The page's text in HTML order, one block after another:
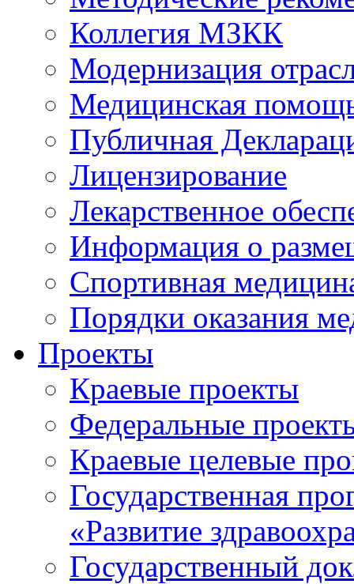
Коллегия МЗКК
Модернизация
Медицинская
Публичная
Лицензирование
Лекарственное
Информация о
Спортивная
Порядки оказания
Проекты
Краевые проекты
Федеральные
Краевые целевые
Государственная
«Развитие
Государственный